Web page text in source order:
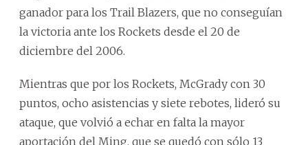
ganador para los Trail Blazers, que no conseguían
la victoria ante los Rockets desde el 20 de
diciembre del 2006.
Mientras que por los Rockets, McGrady con 30
puntos, ocho asistencias y siete rebotes, lideró su
ataque, que volvió a echar en falta la mayor
aportación del Ming, que se quedó con sólo 13